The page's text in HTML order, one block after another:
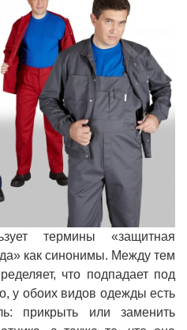
термины «защитная
как синонимы. Между тем
что подпадает под
у обоих видов одежды есть
прикрыть или заменить